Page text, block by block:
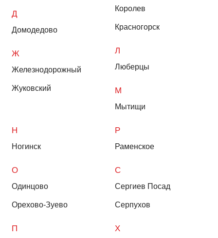
Д
Домодедово
Ж
Железнодорожный
Жуковский
Королев
Красногорск
Л
Люберцы
М
Мытищи
Н
Ногинск
О
Одинцово
Орехово-Зуево
П
Р
Раменское
С
Сергиев Посад
Серпухов
Х